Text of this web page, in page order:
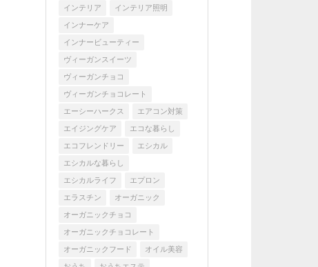
インテリア インテリア照明
インナーケア
インナービューティー
ヴィーガンスイーツ
ヴィーガンチョコ
ヴィーガンチョコレート
エーシーハークス エアコン対策
エイジングケア エコな暮らし
エコフレンドリー エシカル
エシカルな暮らし
エシカルライフ エプロン
エラスチン オーガニック
オーガニックチョコ
オーガニックチョコレート
オーガニックフード オイル美容